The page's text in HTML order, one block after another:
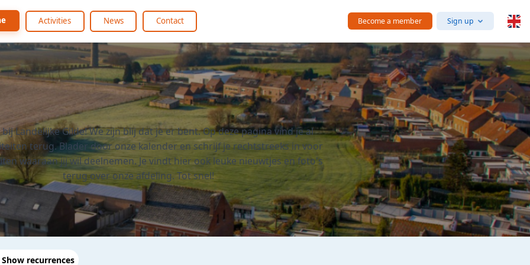
Activities News Contact Become a member Sign up
Landelijke Gilde! We zijn blij dat je er bent. Op deze pagina vind je al
terug. Blader door onze kalender en schrijf je rechtstreeks in voor
waaraan jij wil deelnemen. Je vindt hier ook leuke nieuwtjes en foto's
terug over onze afdeling. Tot snel!
Show recurrences